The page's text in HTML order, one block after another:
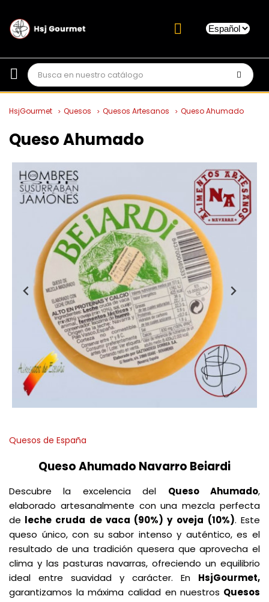
HsjGourmet Quesos Quesos Artesanos Queso Ahumado
Queso Ahumado
Quesos de España
Queso Ahumado Navarro Beiardi
Descubre la excelencia del Queso Ahumado,
elaborado artesanalmente con una mezcla perfecta
de leche cruda de vaca (90%) y oveja (10%). Este
queso único, con su sabor intenso y auténtico, es el
resultado de una tradición quesera que aprovecha el
clima y las pasturas navarras, ofreciendo un equilibrio
ideal entre suavidad y carácter. En HsjGourmet,
garantizamos la máxima calidad en nuestros Quesos